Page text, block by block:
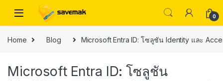
0
Home Blog Microsoft Entra ID: โซลูชัน Identity และ
Microsoft Entra ID: โซลูชัน